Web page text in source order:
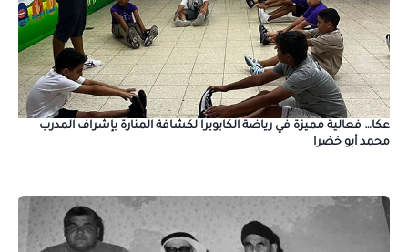
عكا… فعالية مميزة في رياضة الكابويرا لكشافة المنارة بإشراف المدرب
محمد أبو خضرا